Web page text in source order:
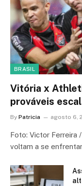
BRASIL
Vitória x
prováveis
By Patricia agosto 6,
Foto: Victor Ferreira
voltam a se